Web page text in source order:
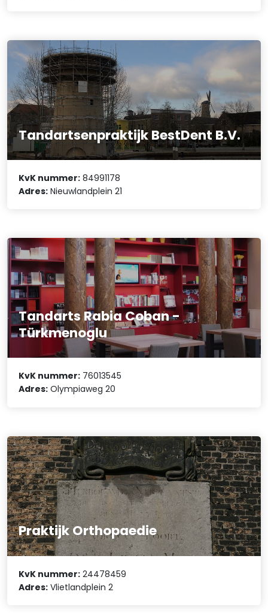
Tandartsenpraktijk BestDent B.V.
KvK nummer: 84991178
Adres: Nieuwlandplein 21
Tandarts Rabia Coban -
Türkmenoglu
KvK nummer: 76013545
Adres: Olympiaweg 20
Praktijk Orthopaedie
KvK nummer: 24478459
Adres: Vlietlandplein 2